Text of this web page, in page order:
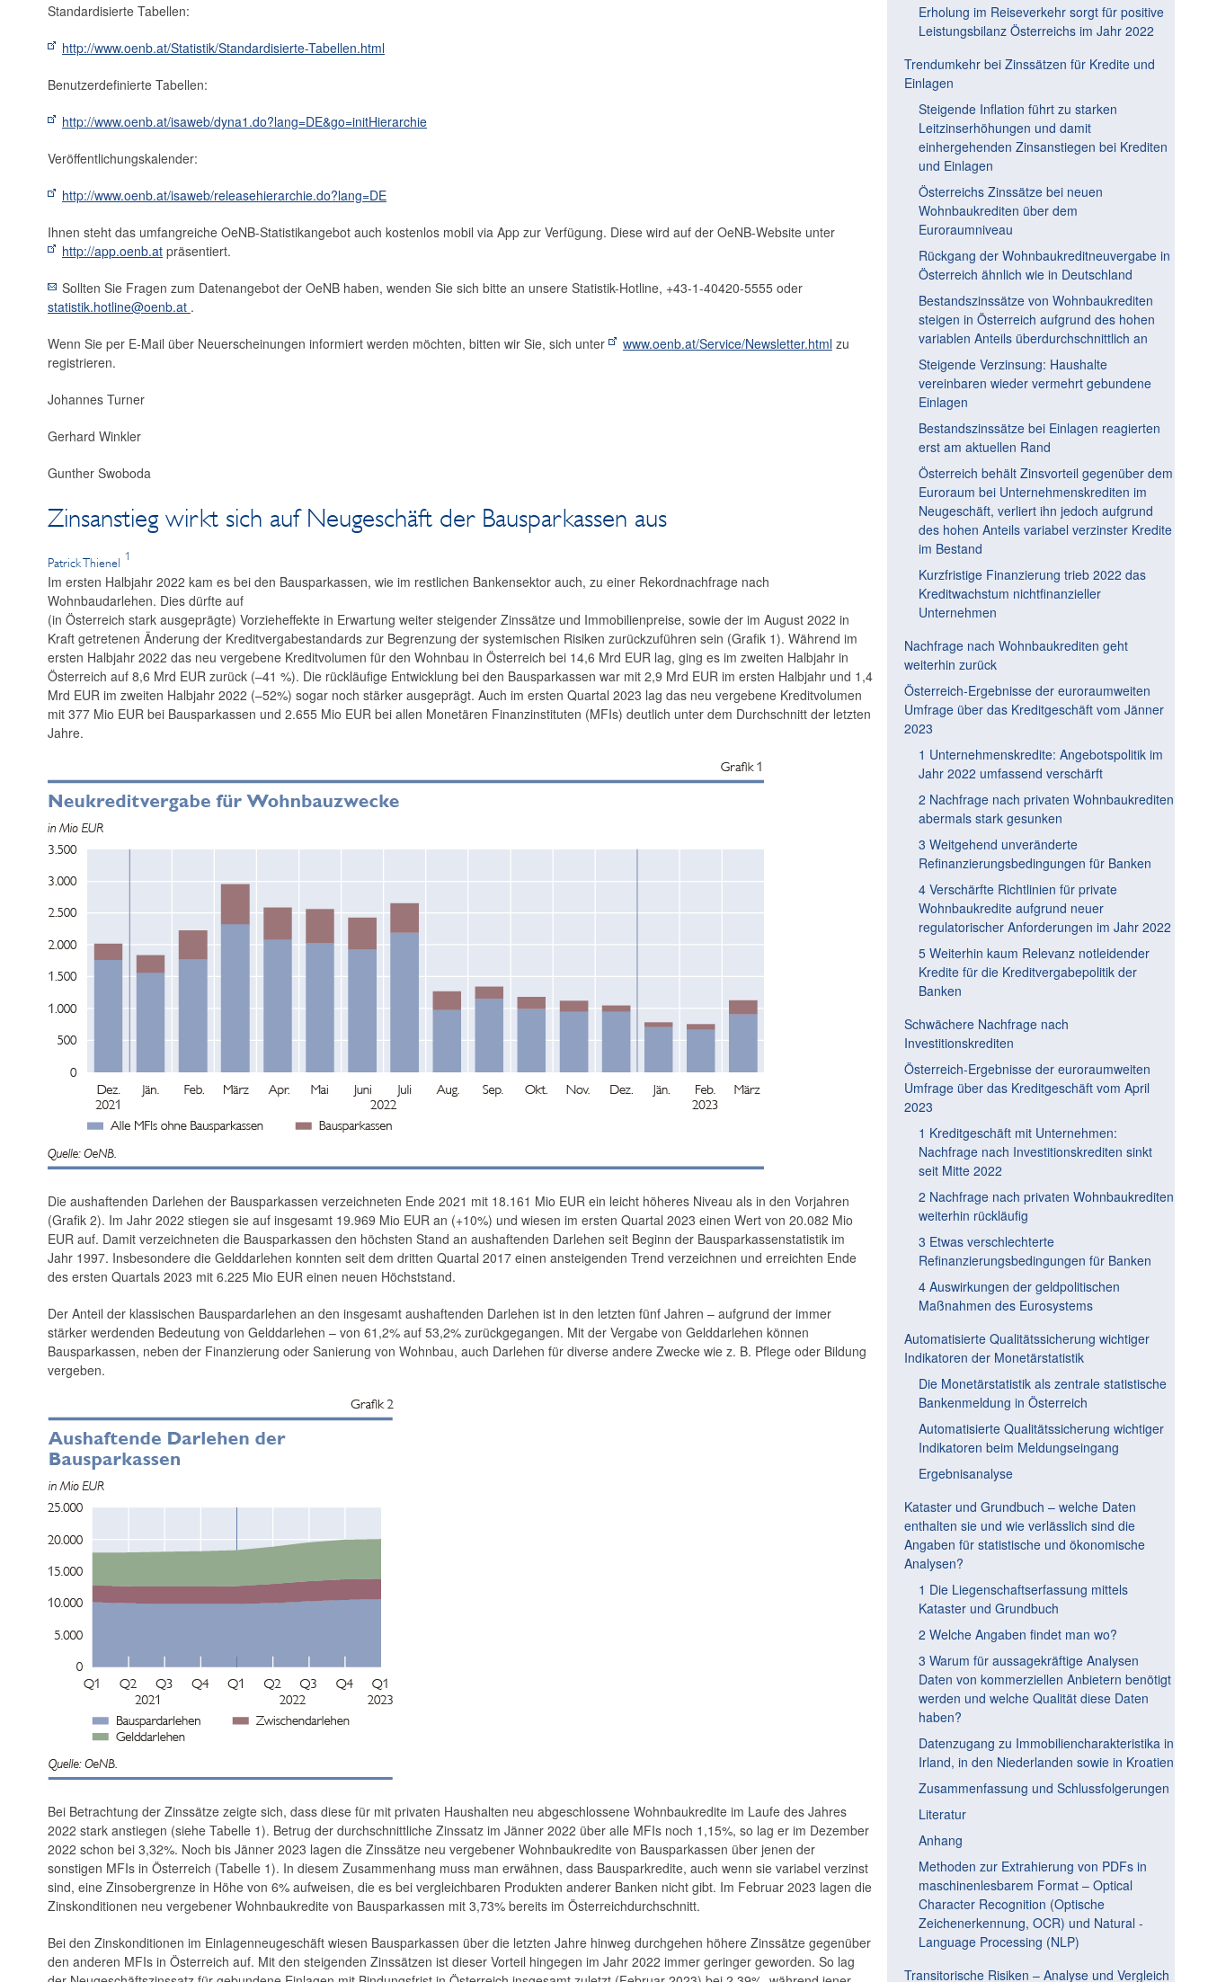
Standardisierte Tabellen:
http://www.oenb.at/Statistik/Standardisierte-Tabellen.html
Benutzerdefinierte Tabellen:
http://www.oenb.at/isaweb/dyna1.do?lang=DE&go=initHierarchie
Veröffentlichungskalender:
http://www.oenb.at/isaweb/releasehierarchie.do?lang=DE
Ihnen steht das umfangreiche OeNB-Statistikangebot auch kostenlos mobil via App zur Verfügung. Diese wird auf der OeNB-Website unter
http://app.oenb.at präsentiert.
Sollten Sie Fragen zum Datenangebot der OeNB haben, wenden Sie sich bitte an unsere Statistik-Hotline, +43-1-40420-5555 oder
statistik.hotline@oenb.at .
Wenn Sie per E-Mail über Neuerscheinungen informiert werden möchten, bitten wir Sie, sich unter www.oenb.at/Service/Newsletter.html zu
registrieren.
Johannes Turner
Gerhard Winkler
Gunther Swoboda
Zinsanstieg wirkt sich auf Neugeschäft der Bausparkassen aus
Patrick Thienel 1
Im ersten Halbjahr 2022 kam es bei den Bausparkassen, wie im restlichen Bankensektor auch, zu einer Rekordnachfrage nach
Wohnbaudarlehen. Dies dürfte auf
(in Österreich stark ausgeprägte) Vorzieheffekte in Erwartung weiter steigender Zinssätze und Immobilienpreise, sowie der im August 2022 in
Kraft getretenen Änderung der Kreditvergabestandards zur Begrenzung der systemischen Risiken zurückzuführen sein (Grafik 1). Während im
ersten Halbjahr 2022 das neu vergebene Kreditvolumen für den Wohnbau in Österreich bei 14,6 Mrd EUR lag, ging es im zweiten Halbjahr in
Österreich auf 8,6 Mrd EUR zurück (–41 %). Die rückläufige Entwicklung bei den Bausparkassen war mit 2,9 Mrd EUR im ersten Halbjahr und 1,4
Mrd EUR im zweiten Halbjahr 2022 (–52%) sogar noch stärker ausgeprägt. Auch im ersten Quartal 2023 lag das neu vergebene Kreditvolumen
mit 377 Mio EUR bei Bausparkassen und 2.655 Mio EUR bei allen Monetären Finanzinstituten (MFIs) deutlich unter dem Durchschnitt der letzten
Jahre.
Die aushaftenden Darlehen der Bausparkassen verzeichneten Ende 2021 mit 18.161 Mio EUR ein leicht höheres Niveau als in den Vorjahren
(Grafik 2). Im Jahr 2022 stiegen sie auf insgesamt 19.969 Mio EUR an (+10%) und wiesen im ersten Quartal 2023 einen Wert von 20.082 Mio
EUR auf. Damit verzeichneten die ­Bausparkassen den höchsten Stand an aushaftenden Darlehen seit Beginn der ­Bausparkassenstatistik im
Jahr 1997. Insbesondere die Gelddarlehen konnten seit dem dritten Quartal 2017 einen ansteigenden Trend verzeichnen und erreichten Ende
des ersten Quartals 2023 mit 6.225 Mio EUR einen neuen Höchststand.
Der Anteil der klassischen Bauspardarlehen an den insgesamt aushaftenden Darlehen ist in den letzten fünf Jahren – aufgrund der immer
stärker werdenden Bedeutung von Gelddarlehen – von 61,2% auf 53,2% zurückgegangen. Mit der Vergabe von Gelddarlehen können
Bausparkassen, neben der Finanzierung oder Sanierung von Wohnbau, auch Darlehen für diverse andere Zwecke wie z. B. Pflege oder Bildung
vergeben.
Bei Betrachtung der Zinssätze zeigte sich, dass diese für mit privaten Haushalten neu abgeschlossene Wohnbaukredite im Laufe des Jahres
2022 stark anstiegen (siehe Tabelle 1). Betrug der durchschnittliche Zinssatz im Jänner 2022 über alle MFIs noch 1,15%, so lag er im Dezember
2022 schon bei 3,32%. Noch bis Jänner 2023 lagen die Zinssätze neu vergebener Wohnbaukredite von Bausparkassen über jenen der
sonstigen MFIs in Österreich (Tabelle 1). In ­diesem Zusammenhang muss man erwähnen, dass Bausparkredite, auch wenn sie variabel verzinst
sind, eine Zinsobergrenze in Höhe von 6% aufweisen, die es bei vergleichbaren Produkten anderer Banken nicht gibt. Im Februar 2023 lagen die
Zinskonditionen neu vergebener Wohnbaukredite von Bausparkassen mit 3,73% bereits im Österreichdurchschnitt.
Bei den Zinskonditionen im Einlagenneugeschäft wiesen Bausparkassen über die letzten Jahre hinweg durchgehen höhere Zinssätze gegenüber
den anderen MFIs in Österreich auf. Mit den steigenden Zinssätzen ist dieser Vorteil hingegen im Jahr 2022 immer geringer geworden. So lag
Erholung im Reiseverkehr sorgt für positive
Leistungsbilanz Österreichs im Jahr 2022
Trendumkehr bei Zinssätzen für Kredite und
Einlagen
Steigende Inflation führt zu starken
Leitzinserhöhungen und damit
einhergehenden Zinsanstiegen bei Krediten
und Einlagen
Österreichs Zinssätze bei neuen
Wohnbaukrediten über dem
Euroraumniveau
Rückgang der Wohnbaukreditneuvergabe in
Österreich ähnlich wie in Deutschland
Bestandszinssätze von Wohnbaukrediten
steigen in Österreich aufgrund des hohen
variablen Anteils überdurchschnittlich an
Steigende Verzinsung: Haushalte
vereinbaren wieder vermehrt gebundene
Einlagen
Bestandszinssätze bei Einlagen reagierten
erst am aktuellen Rand
Österreich behält Zinsvorteil gegenüber dem
Euroraum bei Unternehmenskrediten im
Neugeschäft, verliert ihn jedoch aufgrund
des hohen Anteils variabel verzinster Kredite
im Bestand
Kurzfristige Finanzierung trieb 2022 das
Kreditwachstum nichtfinanzieller
Unternehmen
Nachfrage nach Wohnbaukrediten geht
weiterhin zurück
Österreich-Ergebnisse der euroraumweiten
Umfrage über das Kreditgeschäft vom Jänner
2023
1 Unternehmenskredite: Angebotspolitik im
Jahr 2022 umfassend verschärft
2 Nachfrage nach privaten Wohnbaukrediten
abermals stark gesunken
3 Weitgehend unveränderte
Refinanzierungsbedingungen für Banken
4 Verschärfte Richtlinien für private
Wohnbaukredite aufgrund neuer
regulatorischer Anforderungen im Jahr 2022
5 Weiterhin kaum Relevanz notleidender
Kredite für die Kreditvergabepolitik der
Banken
Schwächere Nachfrage nach
Investitionskrediten
Österreich-Ergebnisse der euroraumweiten
Umfrage über das Kreditgeschäft vom April
2023
1 Kreditgeschäft mit Unternehmen:
Nachfrage nach Investitionskrediten sinkt
seit Mitte 2022
2 Nachfrage nach privaten Wohnbaukrediten
weiterhin rückläufig
3 Etwas verschlechterte
Refinanzierungsbedingungen für Banken
4 Auswirkungen der geldpolitischen
Maßnahmen des Eurosystems
Automatisierte Qualitätssicherung wichtiger
Indikatoren der Monetärstatistik
Die Monetärstatistik als zentrale statistische
Bankenmeldung in Österreich
Automatisierte Qualitätssicherung wichtiger
Indikatoren beim Meldungseingang
Ergebnisanalyse
Kataster und Grundbuch – welche Daten
enthalten sie und wie verlässlich sind die
Angaben für statistische und ökonomische
Analysen?
1 Die Liegenschaftserfassung mittels
Kataster und Grundbuch
2 Welche Angaben findet man wo?
3 Warum für aussagekräftige Analysen
Daten von kommerziellen Anbietern benötigt
werden und welche Qualität diese Daten
haben?
Datenzugang zu Immobiliencharakteristika in
Irland, in den Niederlanden ­sowie in Kroatien
Zusammenfassung und Schlussfolgerungen
Literatur
Anhang
Methoden zur Extrahierung von PDFs in
maschinenlesbarem Format – Optical
Character Recognition (Optische
Zeichenerkennung, OCR) und Natural ­
Language Processing (NLP)
Transitorische Risiken – Analyse und Vergleich